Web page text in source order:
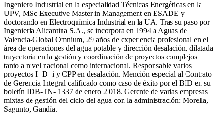
Ingeniero Industrial en la especialidad Técnicas Energéticas en la
UPV, MSc Executive Master in Management en ESADE y
doctorando en Electroquímica Industrial en la UA. Tras su paso por
Ingeniería Alicantina S.A., se incorpora en 1994 a Aguas de
Valencia-Global Omnium, 29 años de experiencia profesional en el
área de operaciones del agua potable y dirección desalación, dilatada
trayectoria en la gestión y coordinación de proyectos complejos
tanto a nivel nacional como internacional. Responsable varios
proyectos I+D+i y CPP en desalación. Mención especial al Contrato
de Gerencia Integral calificado como caso de éxito por el BID en su
boletín IDB-TN- 1337 de enero 2.018. Gerente de varias empresas
mixtas de gestión del ciclo del agua con la administración: Morella,
Sagunto, Gandía.